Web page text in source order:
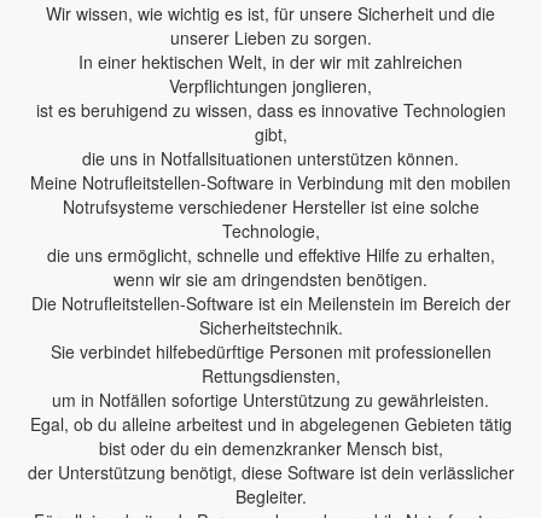
Wir wissen, wie wichtig es ist, für unsere Sicherheit und die
unserer Lieben zu sorgen.
In einer hektischen Welt, in der wir mit zahlreichen
Verpflichtungen jonglieren,
ist es beruhigend zu wissen, dass es innovative Technologien
gibt,
die uns in Notfallsituationen unterstützen können.
Meine Notrufleitstellen-Software in Verbindung mit den mobilen
Notrufsysteme verschiedener Hersteller ist eine solche
Technologie,
die uns ermöglicht, schnelle und effektive Hilfe zu erhalten,
wenn wir sie am dringendsten benötigen.
Die Notrufleitstellen-Software ist ein Meilenstein im Bereich der
Sicherheitstechnik.
Sie verbindet hilfebedürftige Personen mit professionellen
Rettungsdiensten,
um in Notfällen sofortige Unterstützung zu gewährleisten.
Egal, ob du alleine arbeitest und in abgelegenen Gebieten tätig
bist oder du ein demenzkranker Mensch bist,
der Unterstützung benötigt, diese Software ist dein verlässlicher
Begleiter.